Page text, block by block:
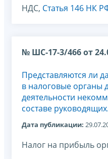
НДС, Статья 146 НК
№ ШС-17-3/466 от
Представляются ли
в налоговые органы
деятельности
составе
Дата публикации:
Налог на прибыль